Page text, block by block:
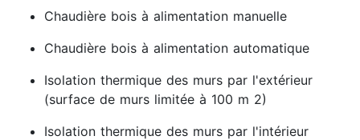
Chaudière bois à alimentation manuelle
Chaudière bois à alimentation automatique
Isolation thermique des murs par l'extérieur
(surface de murs limitée à 100 m 2)
Isolation thermique des murs par l'intérieur